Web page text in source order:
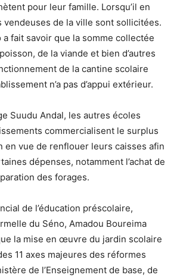
pour leur famille. Lorsqu’il en
vendeuses de la ville sont sollicitées.
a fait savoir que la somme collectée
de la viande et bien d’autres
de la cantine scolaire
n’a pas d’appui extérieur.
Suudu Andal, les autres écoles
commercialisent le surplus
en vue de renflouer leurs caisses afin
dépenses, notamment l’achat de
des forages.
de l’éducation préscolaire,
du Séno, Amadou Boureima
la mise en œuvre du jardin scolaire
11 axes majeures des réformes
de l’Enseignement de base, de